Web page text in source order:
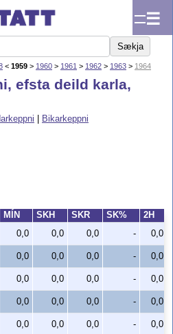
☰
Sækja
< 1959 > 1960 > 1961 > 1962 > 1963 > 1964
efsta deild karla,
Bikarkeppni
MÍN SKH SKR SK% 2H
0,0 0,0 0,0 -
0,0
0,0 0,0 0,0 -
0,0
0,0 0,0 0,0 -
0,0
0,0 0,0 0,0 -
0,0
0,0 0,0 0,0 -
0,0